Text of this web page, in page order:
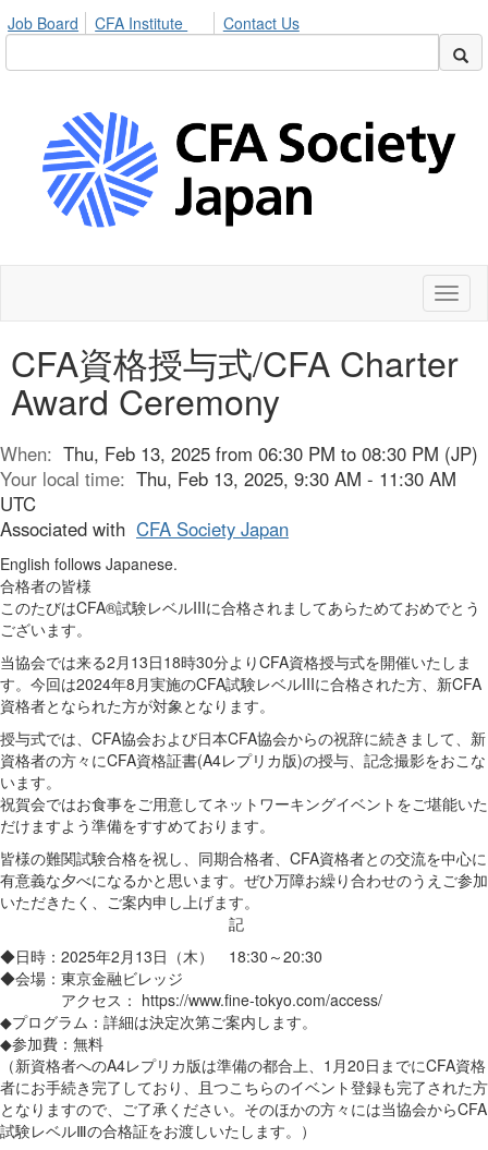
Job Board CFA Institute Contact Us
CFA資格授与式/CFA Charter
Award Ceremony
When: Thu, Feb 13, 2025 from 06:30 PM to 08:30 PM (JP)
Your local time: Thu, Feb 13, 2025, 9:30 AM - 11:30 AM
UTC
Associated with CFA Society Japan
English follows Japanese.
合格者の皆様
このたびはCFA®試験レベルIIIに合格されましてあらためておめでとう
ございます。
当協会では来る2月13日18時30分よりCFA資格授与式を開催いたしま
す。今回は2024年8月実施のCFA試験レベルIIIに合格された方、新CFA
資格者となられた方が対象となります。
授与式では、CFA協会および日本CFA協会からの祝辞に続きまして、新
資格者の方々にCFA資格証書(A4レプリカ版)の授与、記念撮影をおこな
います。
祝賀会ではお食事をご用意してネットワーキングイベントをご堪能いた
だけますよう準備をすすめております。
皆様の難関試験合格を祝し、同期合格者、CFA資格者との交流を中心に
有意義な夕べになるかと思います。ぜひ万障お繰り合わせのうえご参加
いただきたく、ご案内申し上げます。
記
◆日時：2025年2月13日（木） 18:30～20:30
◆会場：東京金融ビレッジ
アクセス： https://www.fine-tokyo.com/access/
◆プログラム：詳細は決定次第ご案内します。
◆参加費：無料
（新資格者へのA4レプリカ版は準備の都合上、1月20日までにCFA資格
者にお手続き完了しており、且つこちらのイベント登録も完了された方
となりますので、ご了承ください。そのほかの方々には当協会からCFA
試験レベルⅢの合格証をお渡しいたします。）